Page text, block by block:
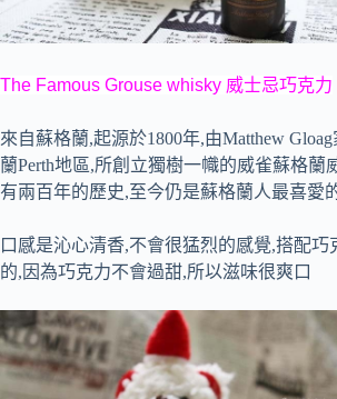
The Famous Grouse whisky 威士忌巧克力
來自蘇格蘭,起源於1800年,由Matthew Gloag
蘭Perth地區,所創立獨樹一幟的威雀蘇格蘭
有兩百年的歷史,至今仍是蘇格蘭人最喜愛
口感是沁心清香,不會很猛烈的感覺,搭配巧
的,因為巧克力不會過甜,所以滋味很爽口